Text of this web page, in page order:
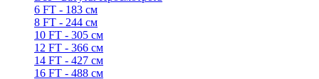
6 FT - 183 см
8 FT - 244 см
10 FT - 305 см
12 FT - 366 см
14 FT - 427 см
16 FT - 488 см